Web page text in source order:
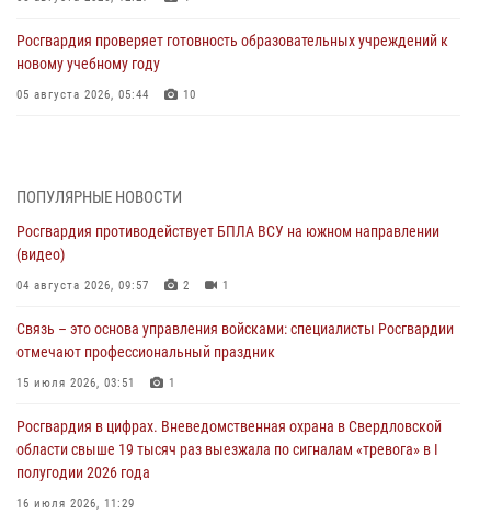
Росгвардия проверяет готовность образовательных учреждений к
новому учебному году
05 августа 2026, 05:44 10
04 августа 2026, 09:57 2
Росгвардия приняла участие в обеспечении безопасности Дня
города в Екатеринбурге
03 августа 2026, 07:43 3
Росгвардия приняла участие в межведомственном
антитеррористическом учении в Свердловской области
31 июля 2026, 12:27 1
Росгвардия обеспечивает безопасность граждан на южном
направлении
31 июля 2026, 06:56
ПОПУЛЯРНЫЕ НОВОСТИ
Росгвардия противодействует БПЛА ВСУ на южном направлении
(видео)
04 августа 2026, 09:57 2 1
Связь – это основа управления войсками: специалисты Росгвардии
отмечают профессиональный праздник
15 июля 2026, 03:51 1
Росгвардия в цифрах. Вневедомственная охрана в Свердловской
области свыше 19 тысяч раз выезжала по сигналам «тревога» в I
полугодии 2026 года
16 июля 2026, 11:29